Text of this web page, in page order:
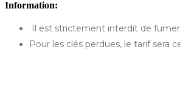
Information:
Il est strictement interdit de
Pour les clés perdues, le tarif sera